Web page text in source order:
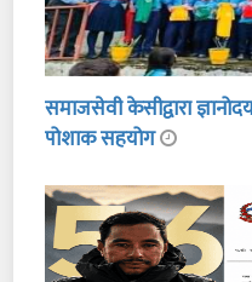
समाजसेवी केसीद्वारा
पोशाक सहयोग